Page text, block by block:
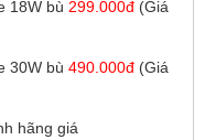
18W bù 299.000đ (Giá
30W bù 490.000đ (Giá
hãng giá